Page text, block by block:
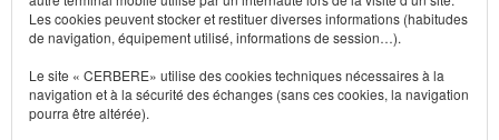
Les cookies peuvent stocker et restituer diverses informations (habitudes
de navigation, équipement utilisé, informations de session…).
Le site « CERBERE» utilise des cookies techniques nécessaires à la
navigation et à la sécurité des échanges (sans ces cookies, la navigation
pourra être altérée).